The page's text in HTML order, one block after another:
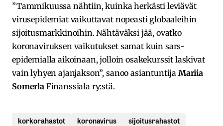
”Tammikuussa nähtiin, kuinka herkästi leviävät
virusepidemiat vaikuttavat nopeasti globaaleihin
sijoitusmarkkinoihin. Nähtäväksi jää, ovatko
koronaviruksen vaikutukset samat kuin sars-
epidemialla aikoinaan, jolloin osakekurssit laskivat
vain lyhyen ajanjakson”, sanoo asiantuntija Mariia
Somerla Finanssiala ry:stä.
korkorahastot koronavirus
sijoitusrahastot